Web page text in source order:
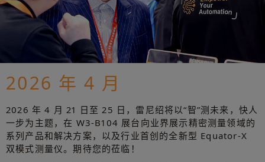
2026 年 4 月
2026 年 4 月 21 日至 25 日，雷尼绍将以“智”测未来，快人
一步为主题，在 W3-B104 展台向业界展示精密测量领域的
系列产品和解决方案，以及行业首创的全新型 Equator-X
双模式测量仪。期待您的莅临！